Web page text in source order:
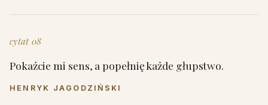
cytat 08
Pokażcie mi sens, a popełnię każde głupstwo.
HENRYK JAGODZIŃSKI